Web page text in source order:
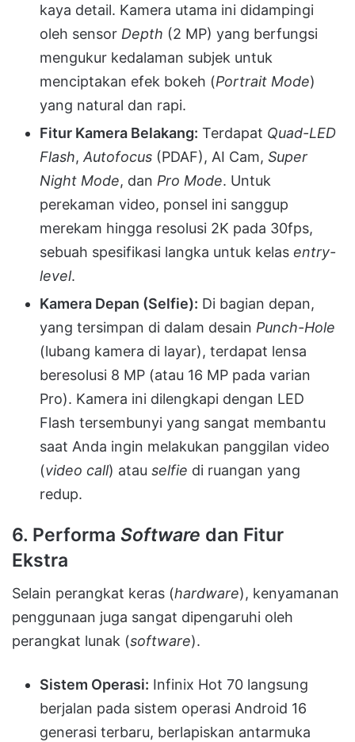
kaya detail. Kamera utama ini didampingi
oleh sensor Depth (2 MP) yang berfungsi
mengukur kedalaman subjek untuk
menciptakan efek bokeh (Portrait Mode)
yang natural dan rapi.
Fitur Kamera Belakang: Terdapat Quad-LED
Flash, Autofocus (PDAF), AI Cam, Super
Night Mode, dan Pro Mode. Untuk
perekaman video, ponsel ini sanggup
merekam hingga resolusi 2K pada 30fps,
sebuah spesifikasi langka untuk kelas entry-
level.
Kamera Depan (Selfie): Di bagian depan,
yang tersimpan di dalam desain Punch-Hole
(lubang kamera di layar), terdapat lensa
beresolusi 8 MP (atau 16 MP pada varian
Pro). Kamera ini dilengkapi dengan LED
Flash tersembunyi yang sangat membantu
saat Anda ingin melakukan panggilan video
(video call) atau selfie di ruangan yang
redup.
6. Performa Software dan Fitur
Ekstra
Selain perangkat keras (hardware), kenyamanan
penggunaan juga sangat dipengaruhi oleh
perangkat lunak (software).
Sistem Operasi: Infinix Hot 70 langsung
berjalan pada sistem operasi Android 16
generasi terbaru, berlapiskan antarmuka